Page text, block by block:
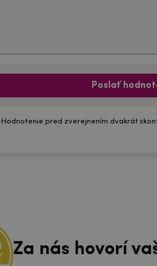
Poslať
pred zverejnením dvakrát
Za nás hovorí